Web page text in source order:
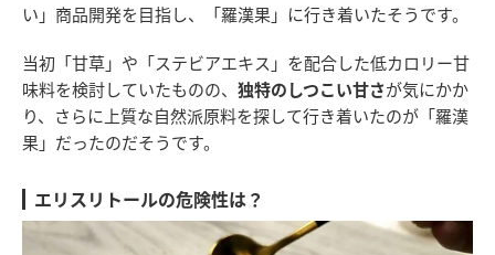
い」商品開発を目指し、「羅漢果」に行き着いたそうです。
当初「甘草」や「ステビアエキス」を配合した低カロリー甘
味料を検討していたものの、 独特のしつこい甘さが気にかか
り、さらに上質な自然派原料を探して行き着いたのが「羅漢
果」だったのだそうです。
エリスリトールの危険性は？